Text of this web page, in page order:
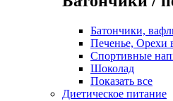
Батончики,
Печенье, Орехи
Спортивные
Шоколад
Показать все
Диетическое питание